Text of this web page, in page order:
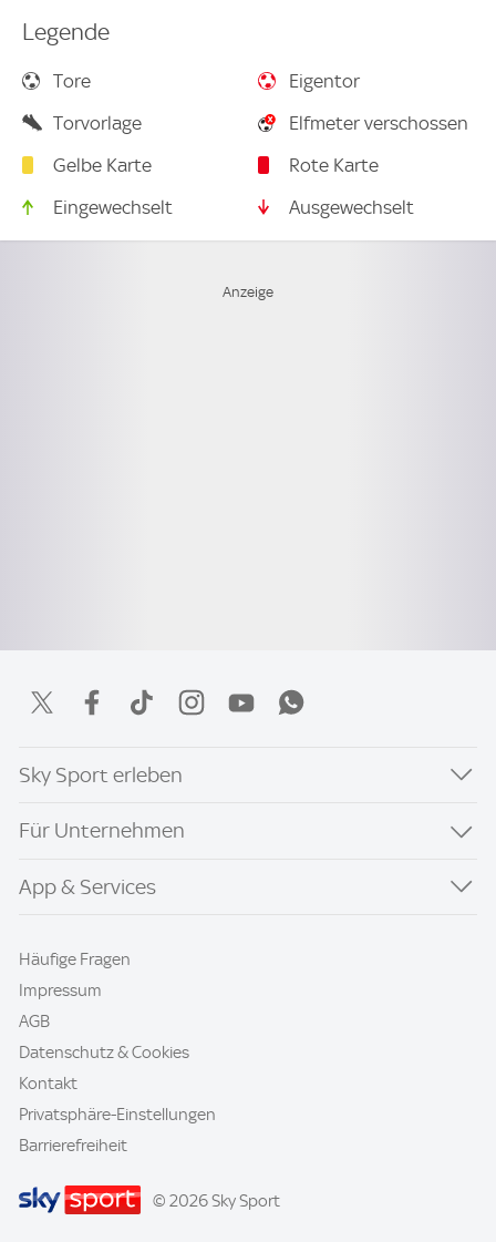
Legende
Tore
Eigentor
Torvorlage
Elfmeter verschossen
Gelbe Karte
Rote Karte
Eingewechselt
Ausgewechselt
Sky Sport erleben
Für Unternehmen
App & Services
Häufige Fragen
Impressum
AGB
Datenschutz & Cookies
Kontakt
Privatsphäre-Einstellungen
Barrierefreiheit
© 2026 Sky Sport